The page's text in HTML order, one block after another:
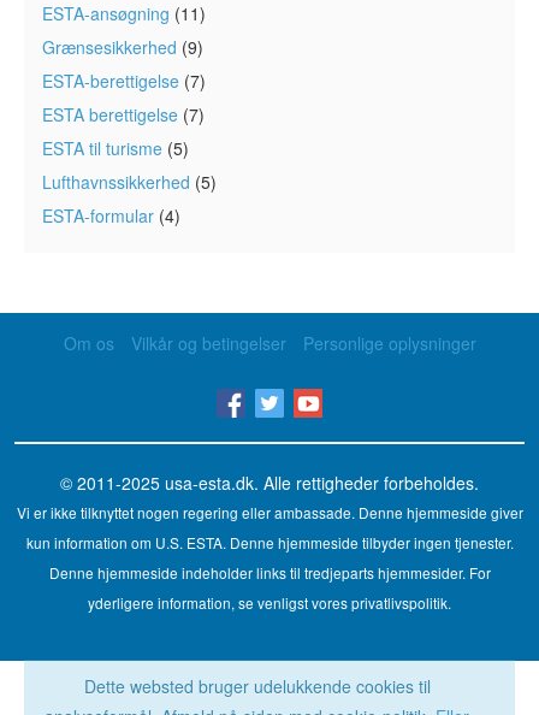
ESTA-ansøgning (11)
Grænsesikkerhed (9)
ESTA-berettigelse (7)
ESTA berettigelse (7)
ESTA til turisme (5)
Lufthavnssikkerhed (5)
ESTA-formular (4)
Om os Vilkår og betingelser Personlige oplysninger
© 2011-2025 usa-esta.dk. Alle rettigheder forbeholdes.
Vi er ikke tilknyttet nogen regering eller ambassade. Denne hjemmeside giver
kun information om U.S. ESTA. Denne hjemmeside tilbyder ingen tjenester.
Denne hjemmeside indeholder links til tredjeparts hjemmesider. For
yderligere information, se venligst vores privatlivspolitik.
Dette websted bruger udelukkende cookies til